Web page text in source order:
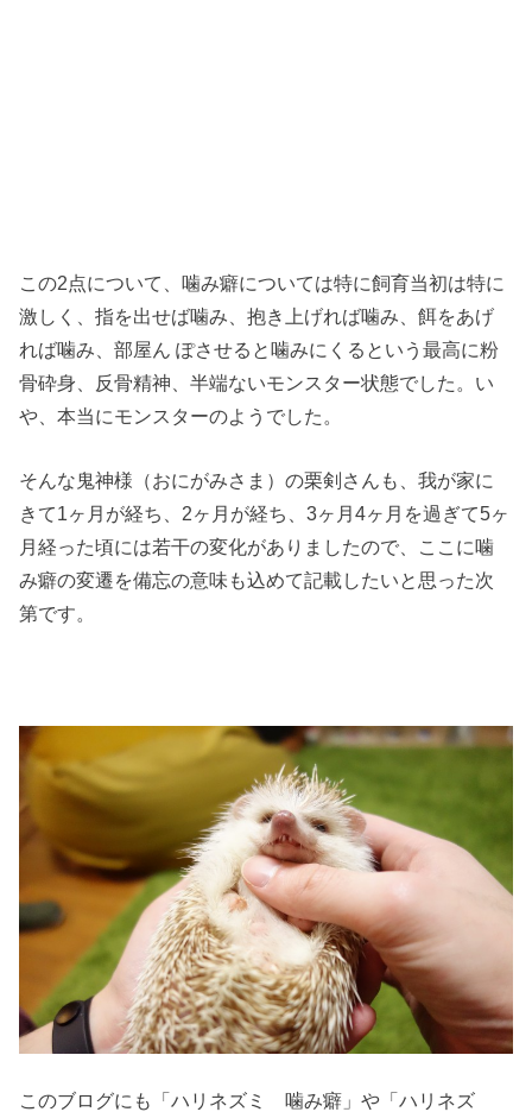
この2点について、噛み癖については特に飼育当初は特に
激しく、指を出せば噛み、抱き上げれば噛み、餌をあげ
れば噛み、部屋ん ぽさせると噛みにくるという最高に粉
骨砕身、反骨精神、半端ないモンスター状態でした。い
や、本当にモンスターのようでした。
そんな鬼神様（おにがみさま）の栗剣さんも、我が家に
きて1ヶ月が経ち、2ヶ月が経ち、3ヶ月4ヶ月を過ぎて5ヶ
月経った頃には若干の変化がありましたので、ここに噛
み癖の変遷を備忘の意味も込めて記載したいと思った次
第です。
このブログにも「ハリネズミ 噛み癖」や「ハリネズ